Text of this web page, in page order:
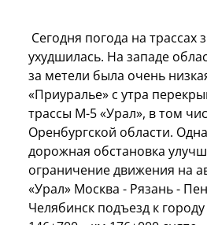
Сегодня погода на трассах
ухудшилась. На западе
за метели была очень
«Приуралье» с утра
трассы М-5 «Урал», в том
Оренбургской области.
дорожная обстановка
ограничение движения на
«Урал» Москва - Рязань -
Челябинск подъезд к